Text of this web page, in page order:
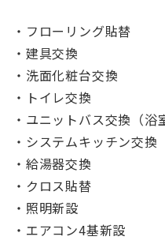
・フローリング貼替
・建具交換
・洗面化粧台交換
・トイレ交換
・ユニットバス交換（浴
・システムキッチン交換
・給湯器交換
・クロス貼替
・照明新設
・エアコン4基新設